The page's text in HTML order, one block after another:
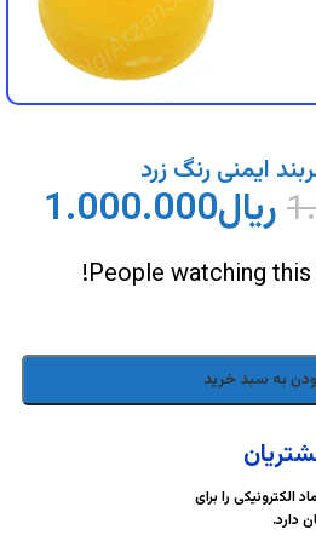
DigiArzanSara
DigiArzanSara
DigiArzanSara
DigiArzanSara
DigiArzanSara
DigiArzanSara
ایمنی رنگ زرد
ریال1.000.000
People watching
به سبد خرید
الکترونیکی را برای
دارد.